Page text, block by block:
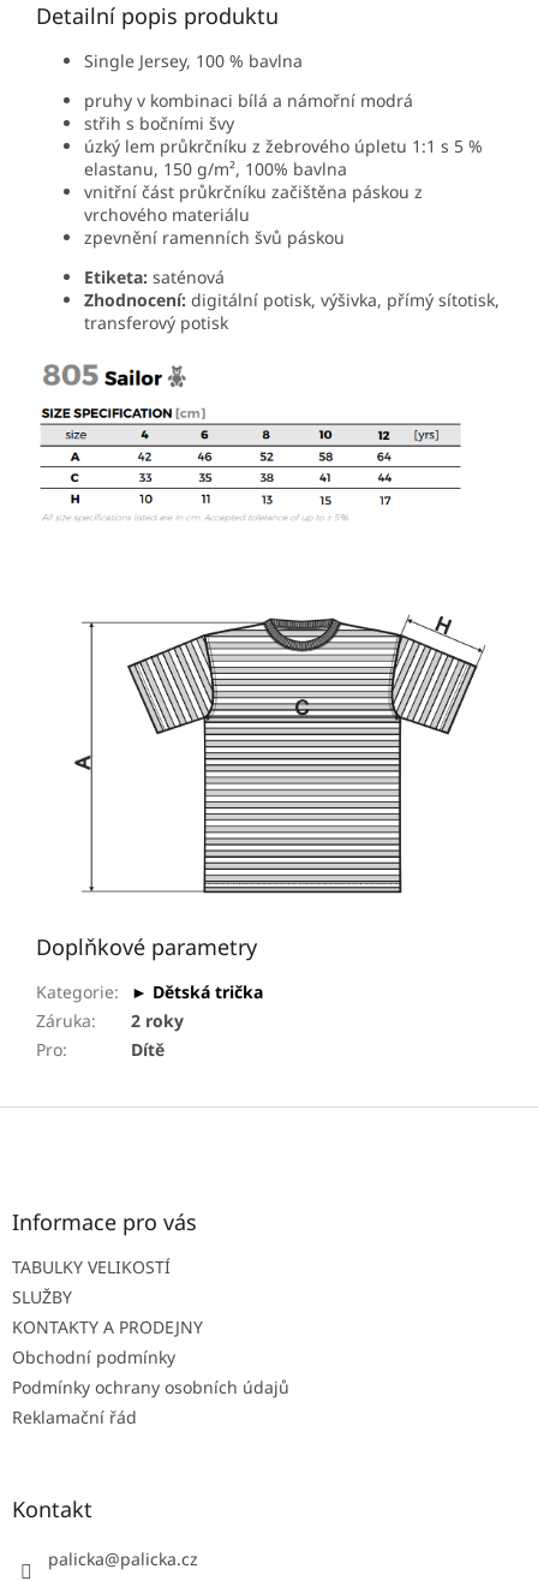
Detailní popis produktu
Single Jersey, 100 % bavlna
pruhy v kombinaci bílá a námořní modrá
střih s bočními švy
úzký lem průkrčníku z žebrového úpletu 1:1 s 5 %
elastanu, 150 g/m², 100% bavlna
vnitřní část průkrčníku začištěna páskou z
vrchového materiálu
zpevnění ramenních švů páskou
Etiketa: saténová
Zhodnocení: digitální potisk, výšivka, přímý sítotisk,
transferový potisk
Doplňkové parametry
Kategorie:
► Dětská trička
Záruka:
2 roky
Pro: Dítě
Z
Informace pro vás
TABULKY VELIKOSTÍ
SLUŽBY
KONTAKTY A PRODEJNY
Obchodní podmínky
Podmínky ochrany osobních údajů
Reklamační řád
Kontakt
palicka@palicka.cz